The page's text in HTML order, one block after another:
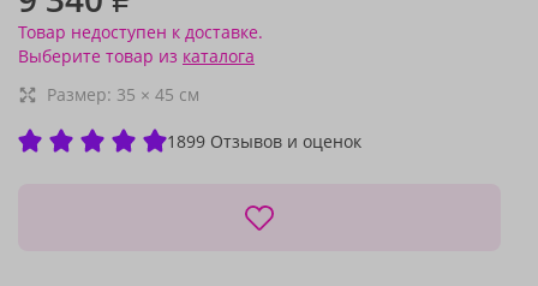
Товар недоступен к доставке.
Выберите товар из каталога
Размер: 35 × 45 см
1899 Отзывов и оценок